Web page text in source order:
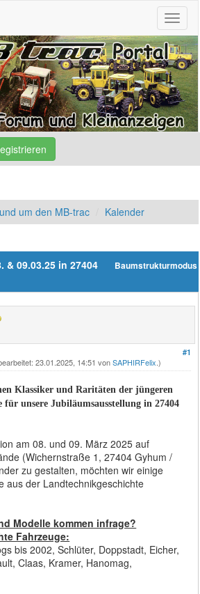
um den MB-trac Kalender
Baumstrukturmodus
& 09.03.25 in 27404
#1
23.01.2025, 14:51 vonSAPHIRFelix .)
Klassiker und Raritäten der jüngeren
für unsere Jubiläumsausstellung in 27404
am 08. und 09. März 2025 auf
(Wichernstraße 1, 27404 Gyhum /
zu gestalten, möchten wir einige
aus der Landtechnikgeschichte
Modelle kommen infrage?
Fahrzeuge:
bis 2002, Schlüter, Doppstadt, Eicher,
Claas, Kramer, Hanomag,